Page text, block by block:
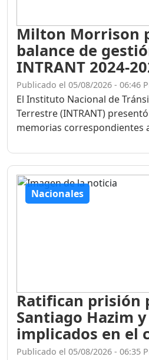
balance de
INTRANT 2024-
Publicado el 05/08/2026 - 06:46
El Instituto Nacional de
Terrestre (INTRANT)
memorias correspondientes
Nacionales
Santiago Hazim
implicados en el
Publicado el 05/08/2026 - 06:35
El juez Deiby Timoteo